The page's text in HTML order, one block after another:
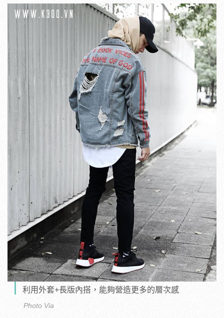
利用外套+長版內搭，能夠營造更多的層次感
Photo Via